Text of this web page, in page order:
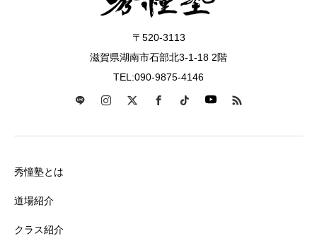
〒520-3113
滋賀県湖南市石部北3-1-18 2階
TEL:090-9875-4146
秀憧塾とは
道場紹介
クラス紹介